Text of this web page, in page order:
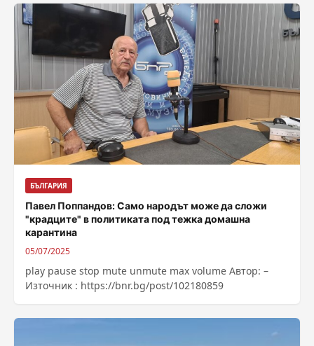
БЪЛГАРИЯ
Павел Поппандов: Само народът може да сложи
"крадците" в политиката под тежка домашна
карантина
05/07/2025
play pause stop mute unmute max volume Автор: –
Източник : https://bnr.bg/post/102180859